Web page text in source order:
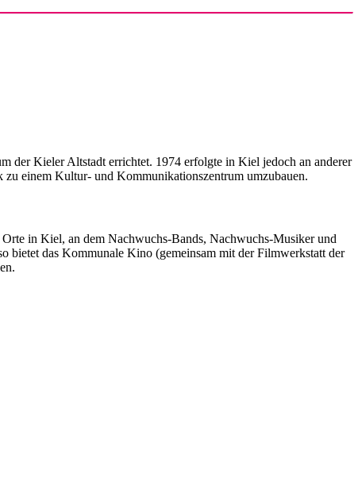
der Kieler Altstadt errichtet. 1974 erfolgte in Kiel jedoch an anderer
zu einem Kultur- und Kommunikationszentrum umzubauen.
in Kiel, an dem Nachwuchs-Bands, Nachwuchs-Musiker und
bietet das Kommunale Kino (gemeinsam mit der Filmwerkstatt der